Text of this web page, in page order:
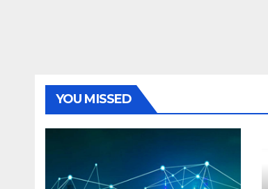
YOU MISSED